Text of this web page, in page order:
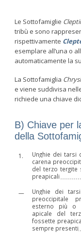
Le Sottofamiglie
tribù e sono
rispettivamente
esemplare all’una o
automaticamente la
La Sottofamiglia
e viene suddivisa
richiede una chiave
B) Chiave per
della
1.
Unghie dei tarsi
carena
del terzo tergite
preapicali
—
Unghie dei
preoccipitale
esterno più o
apicale del
fossette
sempre presenti